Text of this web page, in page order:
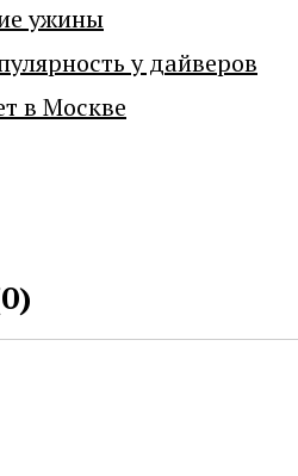
ужины
у дайверов
в Москве
0)